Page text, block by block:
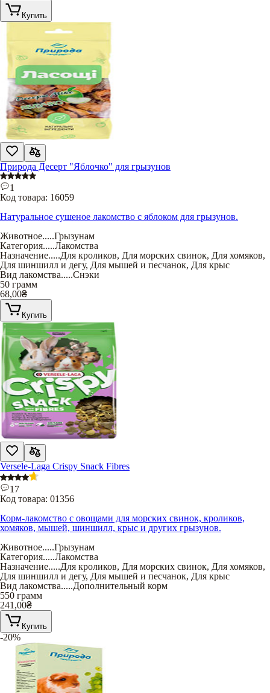
Купить
Природа Десерт "Яблочко" для грызунов
1
Код товара: 16059
Натуральное сушеное лакомство с яблоком для грызунов.
Животное.....Грызунам
Категория.....Лакомства
Назначение.....Для кроликов, Для морских свинок, Для хомяков,
Для шиншилл и дегу, Для мышей и песчанок, Для крыс
Вид лакомства.....Снэки
50 грамм
68,00₴
Купить
Versele-Laga Crispy Snack Fibres
17
Код товара: 01356
Корм-лакомство с овощами для морских свинок, кроликов,
хомяков, мышей, шиншилл, крыс и других грызунов.
Животное.....Грызунам
Категория.....Лакомства
Назначение.....Для кроликов, Для морских свинок, Для хомяков,
Для шиншилл и дегу, Для мышей и песчанок, Для крыс
Вид лакомства.....Дополнительный корм
550 грамм
241,00₴
Купить
-20%